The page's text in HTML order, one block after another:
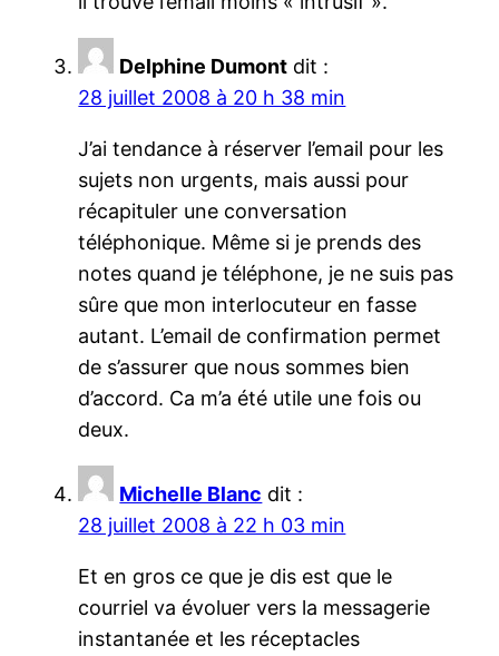
Delphine Dumont dit :
28 juillet 2008 à 20 h 38 min
J’ai tendance à réserver l’email pour les
sujets non urgents, mais aussi pour
récapituler une conversation
téléphonique. Même si je prends des
notes quand je téléphone, je ne suis pas
sûre que mon interlocuteur en fasse
autant. L’email de confirmation permet
de s’assurer que nous sommes bien
d’accord. Ca m’a été utile une fois ou
deux.
Michelle Blanc dit :
28 juillet 2008 à 22 h 03 min
Et en gros ce que je dis est que le
courriel va évoluer vers la messagerie
instantanée et les réceptacles